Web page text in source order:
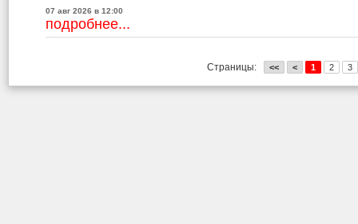
07 авг 2026 в 12:00
подробнее...
Страницы: << < 1 2 3